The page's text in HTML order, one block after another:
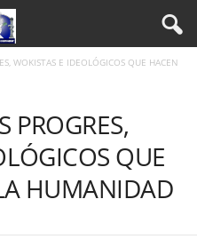
WOKISTAS E IDEOLÓGICOS QUE HACEN
PROGRES,
QUE
HUMANIDAD